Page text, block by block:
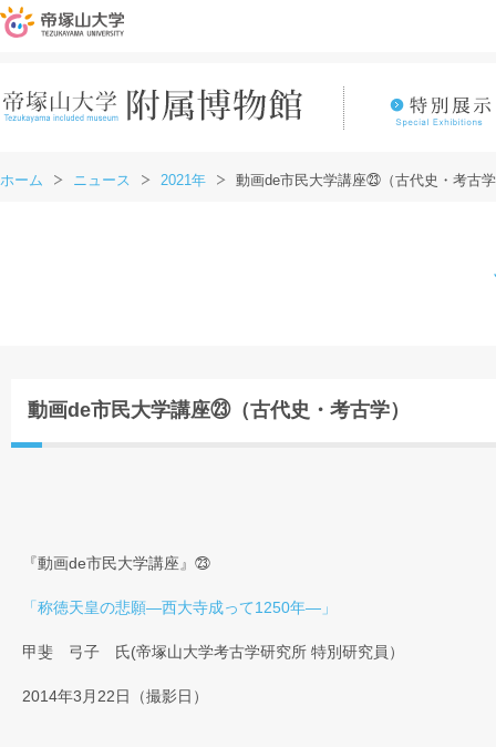
ホーム ニュース 2021年 動画de市民大学講座㉓（古代史・考古
動画de市民大学講座㉓（古代史・考古学）
『動画de市民大学講座』㉓
「称徳天皇の悲願―西大寺成って1250年―」
甲斐 弓子 氏(帝塚山大学考古学研究所 特別研究員）
2014年3月22日（撮影日）